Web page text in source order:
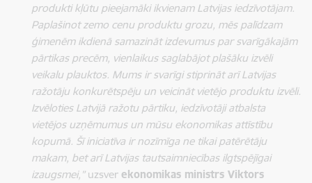
produkti kļūtu pieejamāki ikvienam Latvijas iedzīvotājam.
Paplašinot zemo cenu produktu grozu, mēs palīdzam
ģimenēm ikdienā samazināt izdevumus par svarīgākajām
pārtikas precēm, vienlaikus saglabājot plašāku izvēli
veikalu plauktos. Mums ir svarīgi stiprināt arī Latvijas
ražotāju konkurētspēju un veicināt vietējo produktu izvēli.
Izvēloties Latvijā ražotu pārtiku, iedzīvotāji atbalsta
vietējos uzņēmumus un mūsu ekonomikas attīstību
kopumā. Šī iniciatīva ir nozīmīga ne tikai patērētāju
makam, bet arī Latvijas tautsaimniecības ilgtspējīgai
izaugsmei,”uzsver ekonomikas ministrs Viktors